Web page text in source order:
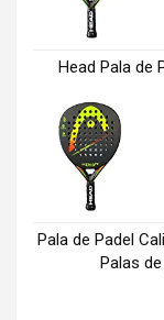
Head Pala de
Pala de Padel
Palas